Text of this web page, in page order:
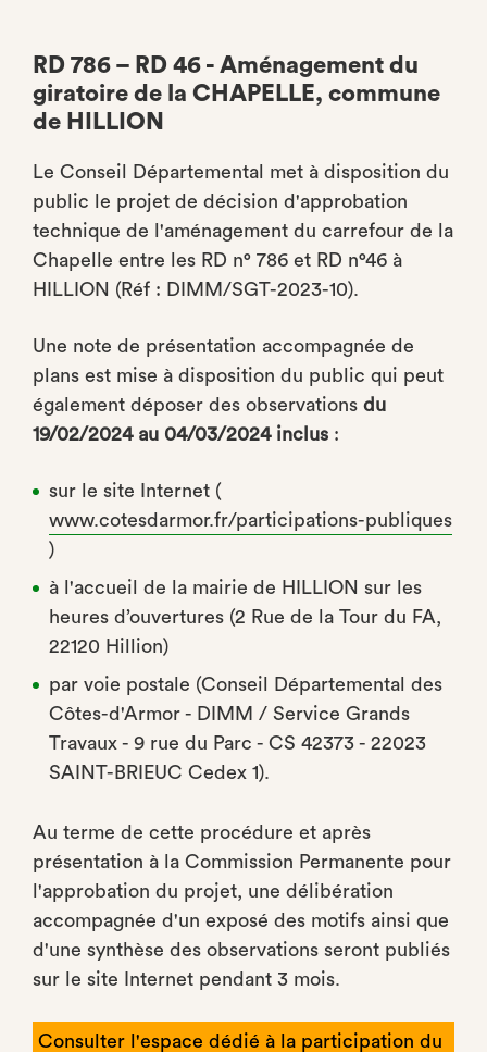
RD 786 – RD 46 - Aménagement du
giratoire de la CHAPELLE, commune
de HILLION
Le Conseil Départemental met à disposition du
public le projet de décision d'approbation
technique de l'aménagement du carrefour de la
Chapelle entre les RD n° 786 et RD n°46 à
HILLION (Réf : DIMM/SGT-2023-10).
Une note de présentation accompagnée de
plans est mise à disposition du public qui peut
également déposer des observations du
19/02/2024 au 04/03/2024 inclus :
sur le site Internet (
www.cotesdarmor.fr/participations-publiques
)
à l'accueil de la mairie de HILLION sur les
heures d’ouvertures (2 Rue de la Tour du FA,
22120 Hillion)
par voie postale (Conseil Départemental des
Côtes-d'Armor - DIMM / Service Grands
Travaux - 9 rue du Parc - CS 42373 - 22023
SAINT-BRIEUC Cedex 1).
Au terme de cette procédure et après
présentation à la Commission Permanente pour
l'approbation du projet, une délibération
accompagnée d'un exposé des motifs ainsi que
d'une synthèse des observations seront publiés
sur le site Internet pendant 3 mois.
Consulter l'espace dédié à la participation du